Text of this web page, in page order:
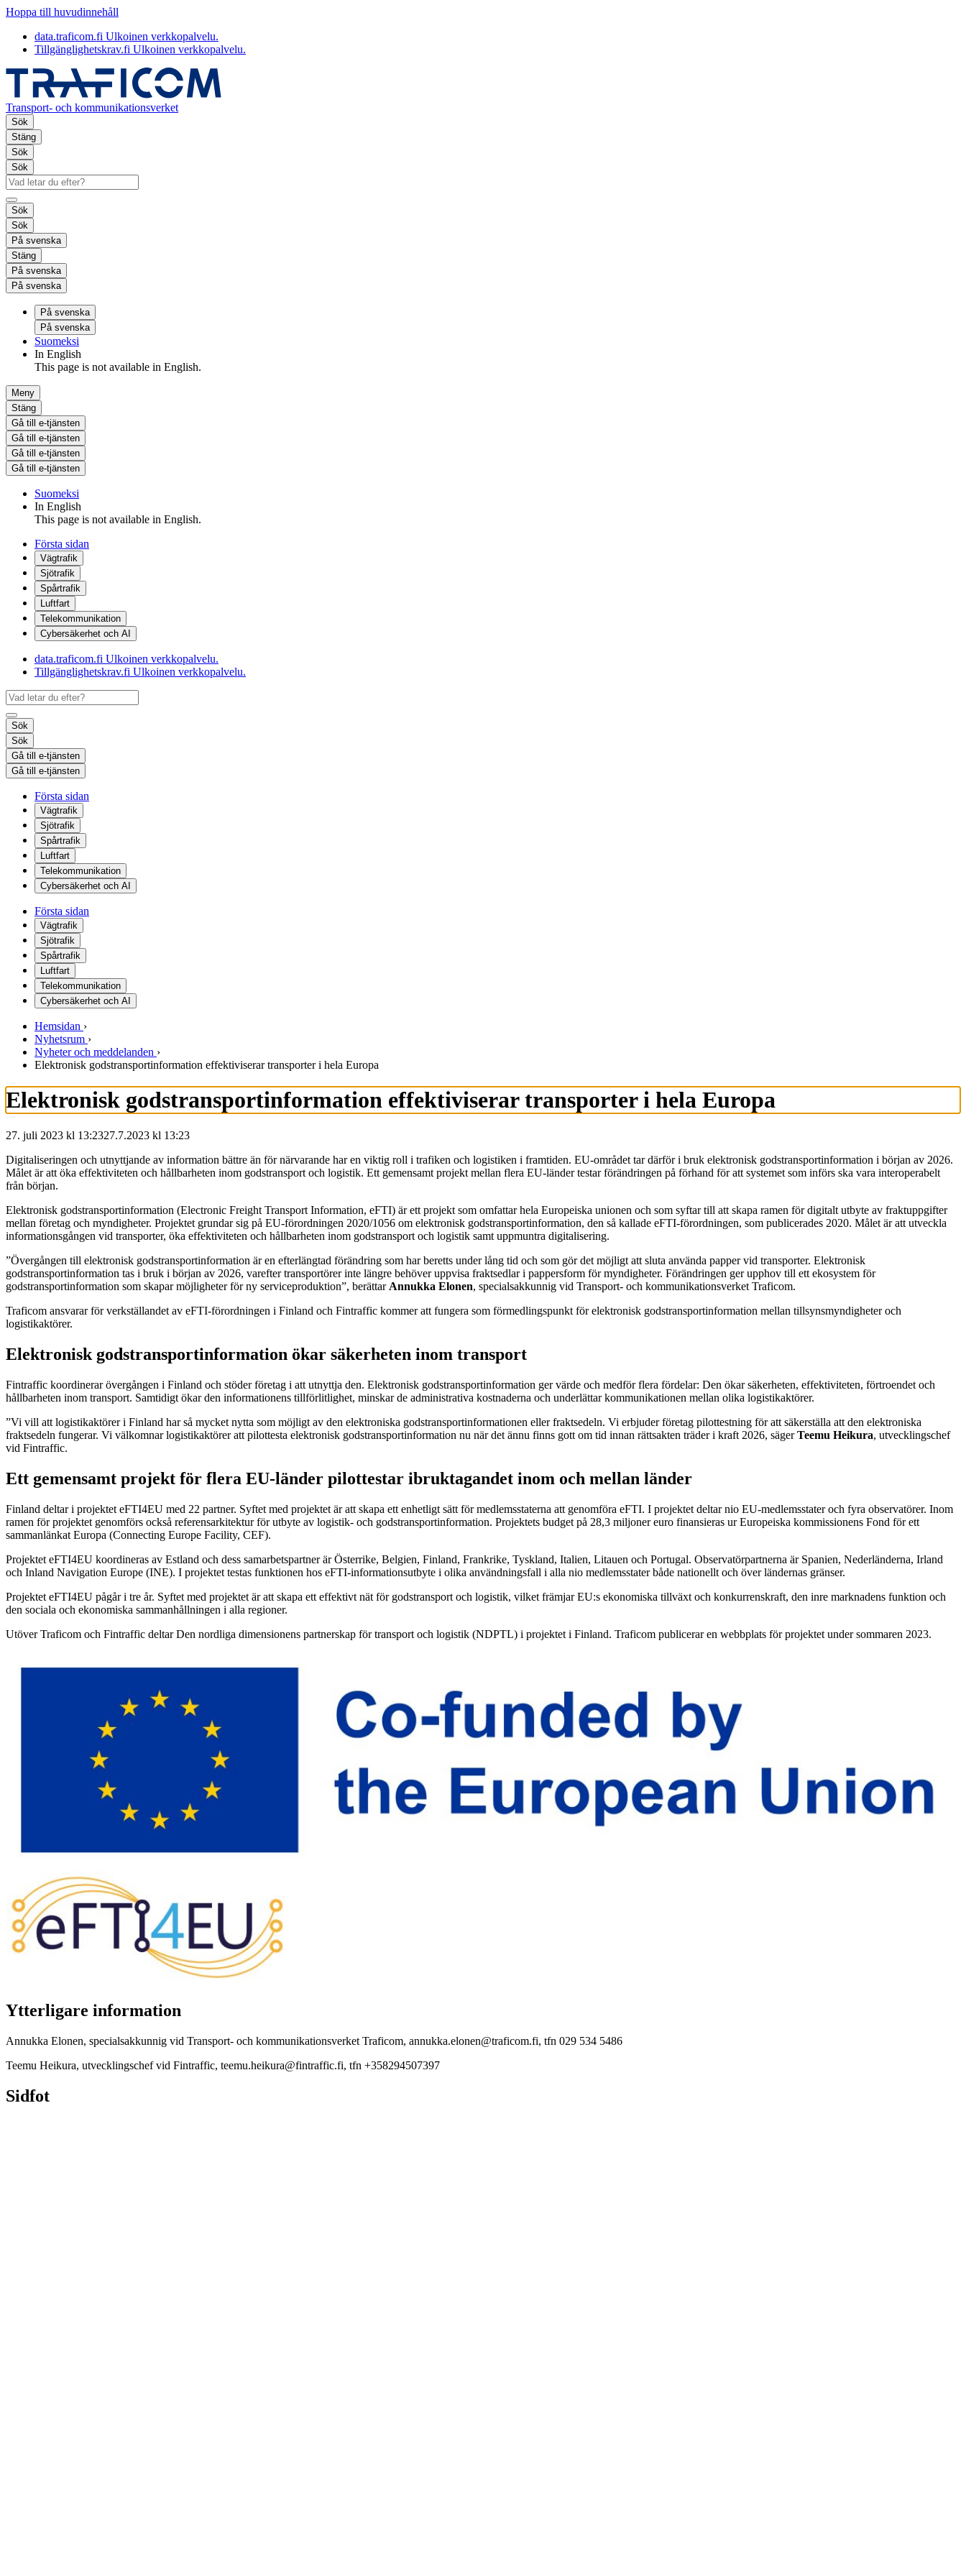
Hoppa till huvudinnehåll
data.traficom.fi Ulkoinen verkkopalvelu.
Tillgänglighetskrav.fi Ulkoinen verkkopalvelu.
Transport- och kommunikationsverket
Sök
Stäng
Sök
Sök
Sök
Sök
På svenska
Stäng
På svenska
På svenska
På svenska
På svenska
Suomeksi
In English
This page is not available in English.
Meny
Stäng
Gå till e-tjänsten
Gå till e-tjänsten
Gå till e-tjänsten
Gå till e-tjänsten
Suomeksi
In English
This page is not available in English.
Första sidan
Vägtrafik
Sjötrafik
Spårtrafik
Luftfart
Telekommunikation
Cybersäkerhet och AI
data.traficom.fi Ulkoinen verkkopalvelu.
Tillgänglighetskrav.fi Ulkoinen verkkopalvelu.
Sök
Sök
Gå till e-tjänsten
Gå till e-tjänsten
Första sidan
Vägtrafik
Sjötrafik
Spårtrafik
Luftfart
Telekommunikation
Cybersäkerhet och AI
Första sidan
Vägtrafik
Sjötrafik
Spårtrafik
Luftfart
Telekommunikation
Cybersäkerhet och AI
Hemsidan ›
Nyhetsrum ›
Nyheter och meddelanden ›
Elektronisk godstransportinformation effektiviserar transporter i hela Europa
Elektronisk godstransportinformation effektiviserar transporter i hela Europa
27. juli 2023 kl 13:2327.7.2023 kl 13:23
Digitaliseringen och utnyttjande av information bättre än för närvarande har en viktig roll i trafiken och logistiken i framtiden. EU-området tar därför i bruk elektronisk godstransportinformation i början av 2026.
Målet är att öka effektiviteten och hållbarheten inom godstransport och logistik. Ett gemensamt projekt mellan flera EU-länder testar förändringen på förhand för att systemet som införs ska vara interoperabelt
från början.
Elektronisk godstransportinformation (Electronic Freight Transport Information, eFTI) är ett projekt som omfattar hela Europeiska unionen och som syftar till att skapa ramen för digitalt utbyte av fraktuppgifter
mellan företag och myndigheter. Projektet grundar sig på EU-förordningen 2020/1056 om elektronisk godstransportinformation, den så kallade eFTI-förordningen, som publicerades 2020. Målet är att utveckla
informationsgången vid transporter, öka effektiviteten och hållbarheten inom godstransport och logistik samt uppmuntra digitalisering.
”Övergången till elektronisk godstransportinformation är en efterlängtad förändring som har beretts under lång tid och som gör det möjligt att sluta använda papper vid transporter. Elektronisk
godstransportinformation tas i bruk i början av 2026, varefter transportörer inte längre behöver uppvisa fraktsedlar i pappersform för myndigheter. Förändringen ger upphov till ett ekosystem för
godstransportinformation som skapar möjligheter för ny serviceproduktion”, berättar Annukka Elonen, specialsakkunnig vid Transport- och kommunikationsverket Traficom.
Traficom ansvarar för verkställandet av eFTI-förordningen i Finland och Fintraffic kommer att fungera som förmedlingspunkt för elektronisk godstransportinformation mellan tillsynsmyndigheter och
logistikaktörer.
Elektronisk godstransportinformation ökar säkerheten inom transport
Fintraffic koordinerar övergången i Finland och stöder företag i att utnyttja den. Elektronisk godstransportinformation ger värde och medför flera fördelar: Den ökar säkerheten, effektiviteten, förtroendet och
hållbarheten inom transport. Samtidigt ökar den informationens tillförlitlighet, minskar de administrativa kostnaderna och underlättar kommunikationen mellan olika logistikaktörer.
”Vi vill att logistikaktörer i Finland har så mycket nytta som möjligt av den elektroniska godstransportinformationen eller fraktsedeln. Vi erbjuder företag pilottestning för att säkerställa att den elektroniska
fraktsedeln fungerar. Vi välkomnar logistikaktörer att pilottesta elektronisk godstransportinformation nu när det ännu finns gott om tid innan rättsakten träder i kraft 2026, sägerTeemu Heikura, utvecklingschef
vid Fintraffic.
Ett gemensamt projekt för flera EU-länder pilottestar ibruktagandet inom och mellan länder
Finland deltar i projektet eFTI4EU med 22 partner. Syftet med projektet är att skapa ett enhetligt sätt för medlemsstaterna att genomföra eFTI. I projektet deltar nio EU-medlemsstater och fyra observatörer. Inom
ramen för projektet genomförs också referensarkitektur för utbyte av logistik- och godstransportinformation. Projektets budget på 28,3 miljoner euro finansieras ur Europeiska kommissionens Fond för ett
sammanlänkat Europa (Connecting Europe Facility, CEF).
Projektet eFTI4EU koordineras av Estland och dess samarbetspartner är Österrike, Belgien, Finland, Frankrike, Tyskland, Italien, Litauen och Portugal. Observatörpartnerna är Spanien, Nederländerna, Irland
och Inland Navigation Europe (INE). I projektet testas funktionen hos eFTI-informationsutbyte i olika användningsfall i alla nio medlemsstater både nationellt och över ländernas gränser.
Projektet eFTI4EU pågår i tre år. Syftet med projektet är att skapa ett effektivt nät för godstransport och logistik, vilket främjar EU:s ekonomiska tillväxt och konkurrenskraft, den inre marknadens funktion och
den sociala och ekonomiska sammanhållningen i alla regioner.
Utöver Traficom och Fintraffic deltar Den nordliga dimensionens partnerskap för transport och logistik (NDPTL) i projektet i Finland. Traficom publicerar en webbplats för projektet under sommaren 2023.
Ytterligare information
Annukka Elonen, specialsakkunnig vid Transport- och kommunikationsverket Traficom, annukka.elonen@traficom.fi, tfn 029 534 5486
Teemu Heikura, utvecklingschef vid Fintraffic, teemu.heikura@fintraffic.fi, tfn +358294507397
Sidfot